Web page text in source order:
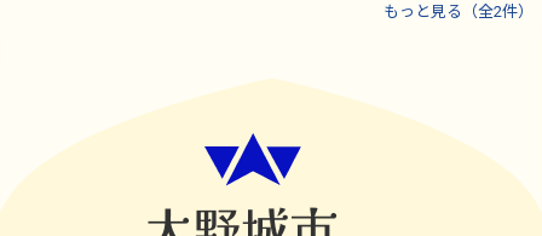
もっと見る（全2件）